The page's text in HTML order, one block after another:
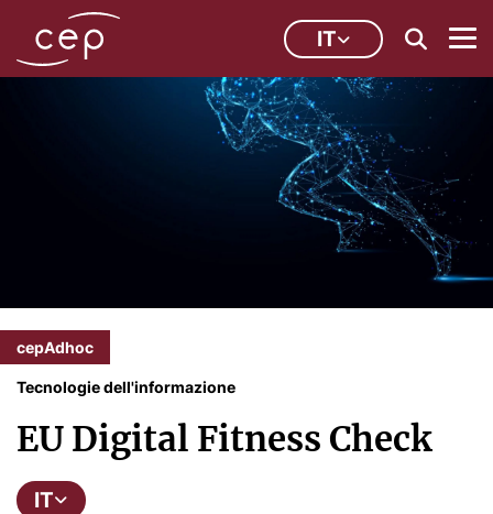
IT
cepAdhoc
Tecnologie dell'informazione
EU Digital Fitness Check
IT